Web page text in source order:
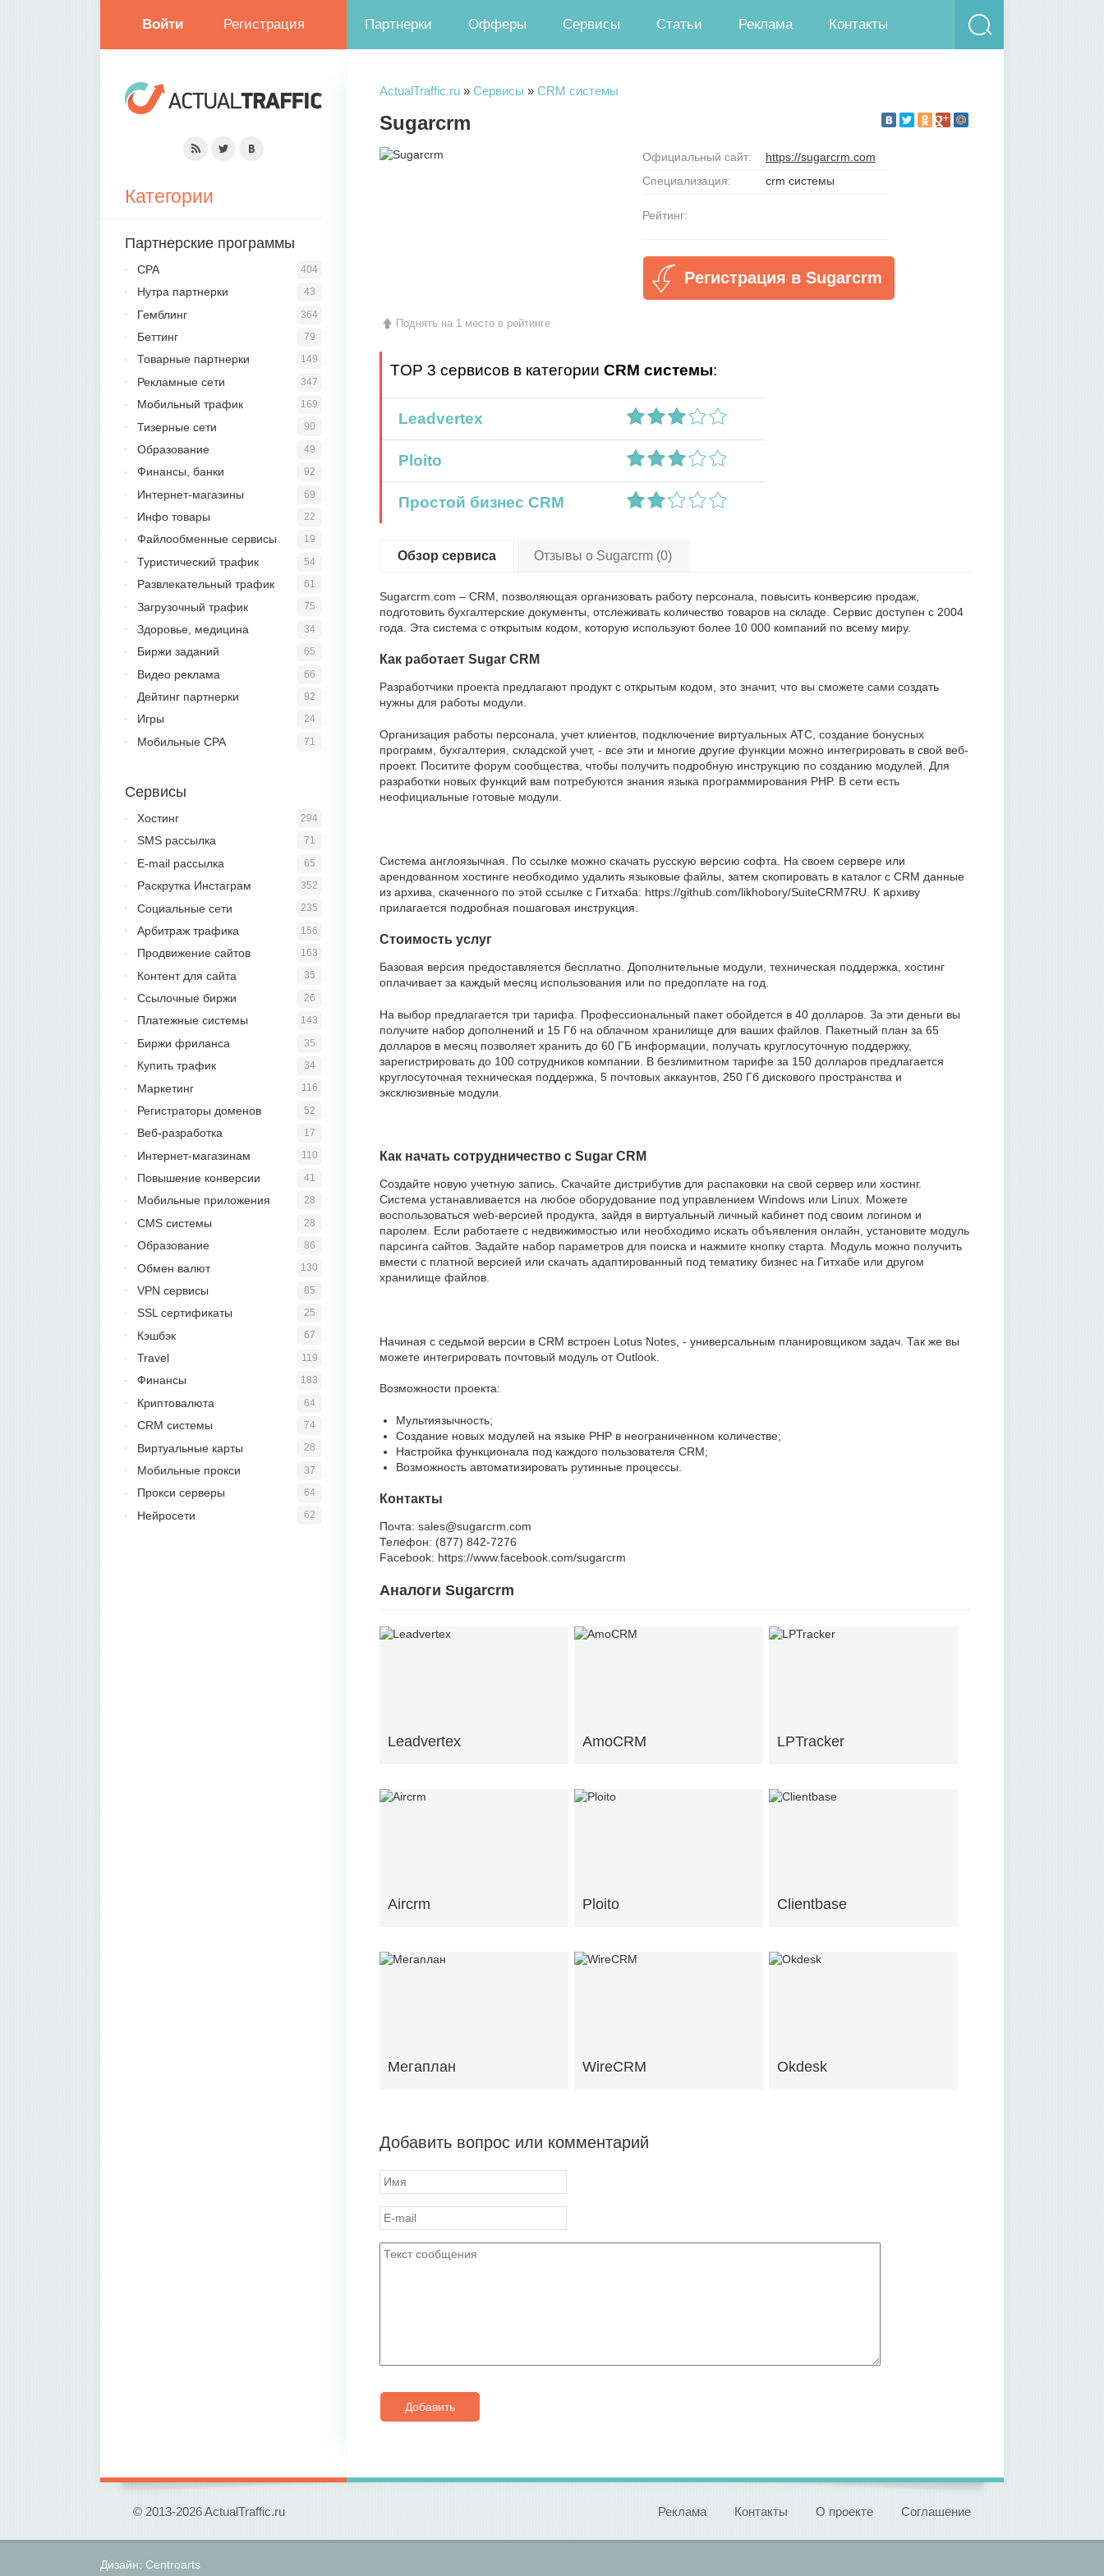
Войти Регистрация Партнерки Офферы Сервисы Статьи Реклама Контакты
ActualTraffic.ru » Сервисы » CRM системы
Sugarcrm
Поднять на 1 место в рейтинге
Официальный сайт:
https://sugarcrm.com
Специализация:
crm системы
Рейтинг:
Регистрация в Sugarcrm
TOP 3 сервисов в категории CRM системы:
Leadvertex
Ploito
Простой бизнес CRM
Обзор сервиса Отзывы о Sugarcrm (0)
Sugarcrm.com – CRM, позволяющая организовать работу персонала, повысить конверсию продаж,
подготовить бухгалтерские документы, отслеживать количество товаров на складе. Сервис доступен с 2004
года. Эта система с открытым кодом, которую используют более 10 000 компаний по всему миру.
Как работает Sugar CRM
Разработчики проекта предлагают продукт с открытым кодом, это значит, что вы сможете сами создать
нужны для работы модули.
Организация работы персонала, учет клиентов, подключение виртуальных АТС, создание бонусных
программ, бухгалтерия, складской учет, - все эти и многие другие функции можно интегрировать в свой веб-
проект. Поситите форум сообщества, чтобы получить подробную инструкцию по созданию модулей. Для
разработки новых функций вам потребуются знания языка программирования PHP. В сети есть
неофициальные готовые модули.
Система англоязычная. По ссылке можно скачать русскую версию софта. На своем сервере или
арендованном хостинге необходимо удалить языковые файлы, затем скопировать в каталог с CRM данные
из архива, скаченного по этой ссылке с Гитхаба: https://github.com/likhobory/SuiteCRM7RU. К архиву
прилагается подробная пошаговая инструкция.
Стоимость услуг
Базовая версия предоставляется бесплатно. Дополнительные модули, техническая поддержка, хостинг
оплачивает за каждый месяц использования или по предоплате на год.
На выбор предлагается три тарифа. Профессиональный пакет обойдется в 40 долларов. За эти деньги вы
получите набор дополнений и 15 Гб на облачном хранилище для ваших файлов. Пакетный план за 65
долларов в месяц позволяет хранить до 60 ГБ информации, получать круглосуточную поддержку,
зарегистрировать до 100 сотрудников компании. В безлимитном тарифе за 150 долларов предлагается
круглосуточная техническая поддержка, 5 почтовых аккаунтов, 250 Гб дискового пространства и
эксклюзивные модули.
Как начать сотрудничество с Sugar CRM
Создайте новую учетную запись. Скачайте дистрибутив для распаковки на свой сервер или хостинг.
Система устанавливается на любое оборудование под управлением Windows или Linux. Можете
воспользоваться web-версией продукта, зайдя в виртуальный личный кабинет под своим логином и
паролем. Если работаете с недвижимостью или необходимо искать объявления онлайн, установите модуль
парсинга сайтов. Задайте набор параметров для поиска и нажмите кнопку старта. Модуль можно получить
вмести с платной версией или скачать адаптированный под тематику бизнес на Гитхабе или другом
хранилище файлов.
Начиная с седьмой версии в CRM встроен Lotus Notes, - универсальным планировщиком задач. Так же вы
можете интегрировать почтовый модуль от Outlook.
Возможности проекта:
Мультиязычность;
Создание новых модулей на языке PHP в неограниченном количестве;
Настройка функционала под каждого пользователя CRM;
Возможность автоматизировать рутинные процессы.
Контакты
Почта: sales@sugarcrm.com
Телефон: (877) 842-7276
Facebook: https://www.facebook.com/sugarcrm
Аналоги Sugarcrm
Leadvertex AmoCRM LPTracker
Aircrm Ploito Clientbase
Мегаплан WireCRM Okdesk
Добавить вопрос или комментарий
Добавить
Категории
Партнерские программы
404
CPA
43
Нутра партнерки
364
Гемблинг
79
Беттинг
149
Товарные партнерки
347
Рекламные сети
169
Мобильный трафик
90
Тизерные сети
49
Образование
92
Финансы, банки
69
Интернет-магазины
22
Инфо товары
19
Файлообменные сервисы
54
Туристический трафик
61
Развлекательный трафик
75
Загрузочный трафик
34
Здоровье, медицина
65
Биржи заданий
66
Видео реклама
92
Дейтинг партнерки
24
Игры
71
Мобильные CPA
Сервисы
294
Хостинг
71
SMS рассылка
65
E-mail рассылка
352
Раскрутка Инстаграм
235
Социальные сети
156
Арбитраж трафика
163
Продвижение сайтов
35
Контент для сайта
26
Ссылочные биржи
143
Платежные системы
35
Биржи фриланса
34
Купить трафик
116
Маркетинг
52
Регистраторы доменов
17
Веб-разработка
110
Интернет-магазинам
41
Повышение конверсии
28
Мобильные приложения
28
CMS системы
86
Образование
130
Обмен валют
85
VPN сервисы
25
SSL сертификаты
67
Кэшбэк
119
Travel
183
Финансы
64
Криптовалюта
74
CRM системы
28
Виртуальные карты
37
Мобильные прокси
64
Прокси серверы
62
Нейросети
Реклама Контакты О проекте Соглашение
© 2013-2026 ActualTraffic.ru
Дизайн: Centroarts